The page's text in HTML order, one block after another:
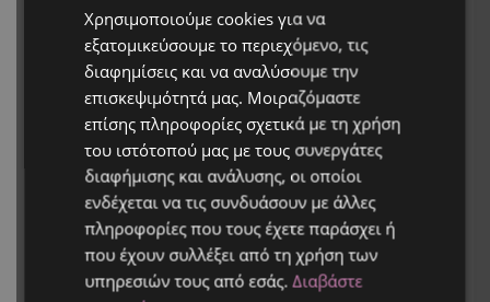
Χρησιμοποιούμε cookies για να
εξατομικεύσουμε το περιεχόμενο, τις
διαφημίσεις και να αναλύσουμε την
επισκεψιμότητά μας. Μοιραζόμαστε
επίσης πληροφορίες σχετικά με τη χρήση
του ιστότοπού μας με τους συνεργάτες
διαφήμισης και ανάλυσης, οι οποίοι
ενδέχεται να τις συνδυάσουν με άλλες
πληροφορίες που τους έχετε παράσχει ή
που έχουν συλλέξει από τη χρήση των
υπηρεσιών τους από εσάς.Διαβάστε